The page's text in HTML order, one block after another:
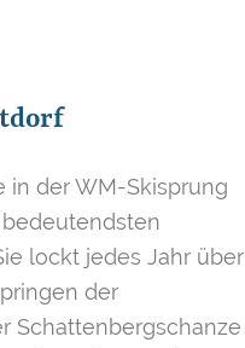
in der WM-Skisprung
lockt jedes Jahr über
der
Schattenbergschanze